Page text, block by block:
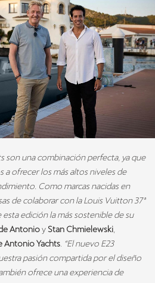
son una combinación perfecta, ya que
a ofrecer los más altos niveles de
Como marcas nacidas en
de colaborar con la Louis Vuitton 37ª
esta edición la más sostenible de su
AntonioyStan Chmielewski,
Antonio Yachts. “El nuevo E23
pasión compartida por el diseño
ofrece una experiencia de